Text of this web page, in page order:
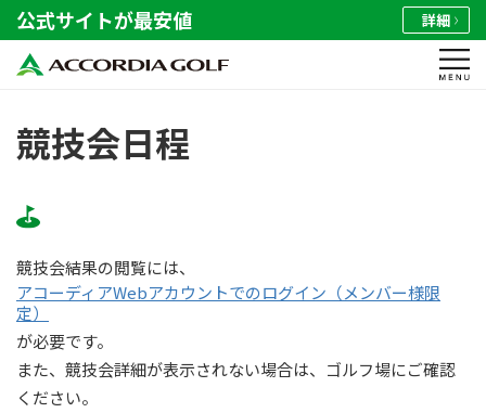
公式サイトが最安値 詳細
競技会日程
競技会結果の閲覧には、
アコーディアWebアカウントでのログイン（メンバー様限
定）
が必要です。
また、競技会詳細が表示されない場合は、ゴルフ場にご確認
ください。